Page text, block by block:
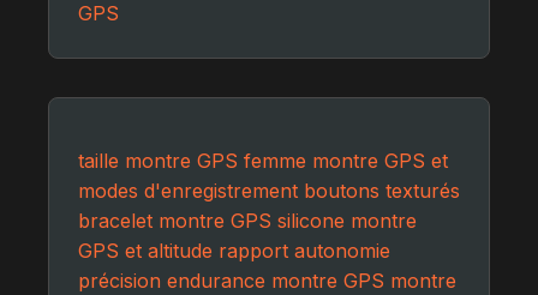
GPS
taille montre GPS femme montre GPS et
modes d'enregistrement boutons texturés
bracelet montre GPS silicone montre
GPS et altitude rapport autonomie
précision endurance montre GPS montre